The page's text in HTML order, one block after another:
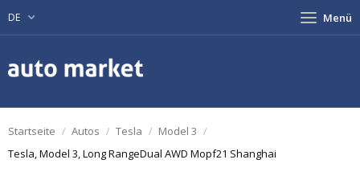
DE Menü
Startseite Autos Tesla
Model 3
Tesla, Model 3, Long RangeDual AWD Mopf21 Shanghai